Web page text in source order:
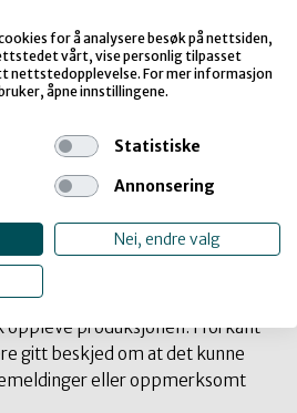
da vi jobbet med
Lorentzen.
faktor under hele den første
laben.
Kanck Lorentzen
oppleve produksjonen. I forkant
gitt beskjed om at det kunne
eller oppmerksomt
for å analysere besøk på nettsiden,
vårt, vise personlig tilpasset
nettstedopplevelse. For mer informasjon
åpne innstillingene.
Statistiske
Annonsering
Nei, endre valg